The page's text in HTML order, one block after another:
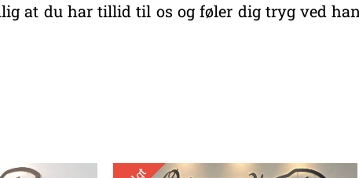
at du har tillid til os og føler dig tryg ved